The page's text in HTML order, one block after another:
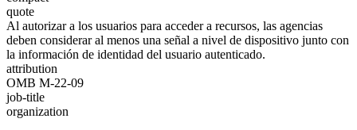
quote
Al autorizar a los usuarios para acceder a recursos, las agencias
deben considerar al menos una señal a nivel de dispositivo junto con
la información de identidad del usuario autenticado.
attribution
OMB M-22-09
job-title
organization